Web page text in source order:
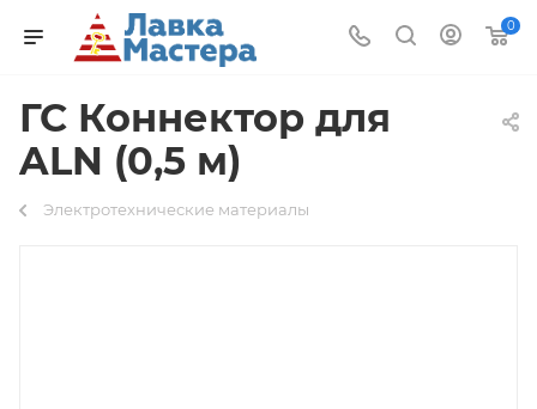
0
ГС Коннектор для
ALN (0,5 м)
Электротехнические материалы